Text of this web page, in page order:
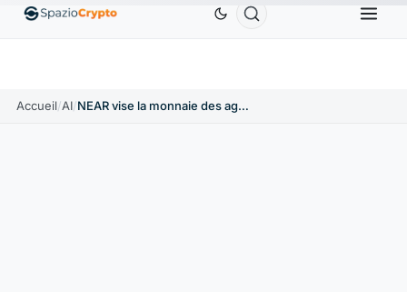
EthereumETH1 880,58 $US TetherUSDT ↑0.00%
Accueil/AI/ NEAR vise la monnaie des agents IA: ce que cela signifie vraiment